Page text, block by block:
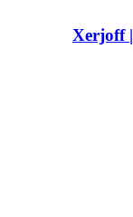
عطر اورجینال زرجف-زرژاف سوپرانو | Xerjoff